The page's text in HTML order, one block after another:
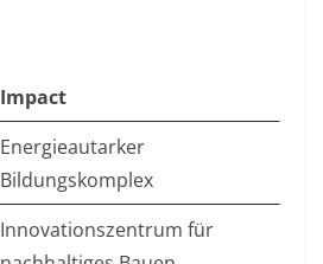
Impact
Energieautarker
Bildungskomplex
Innovationszentrum für